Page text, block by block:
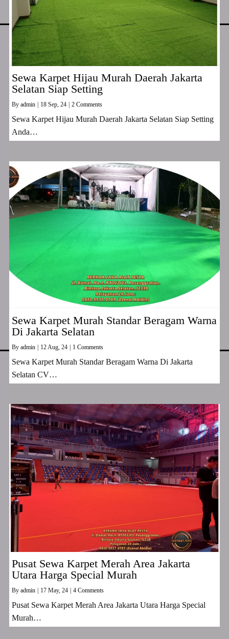
Sewa Karpet Hijau Murah Daerah Jakarta
Selatan Siap Setting
By admin | 18 Sep, 24 | 2 Comments
Sewa Karpet Hijau Murah Daerah Jakarta Selatan Siap Setting
Anda…
Sewa Karpet Murah Standar Beragam Warna
Di Jakarta Selatan
By admin 12Aug, 24 1 Comments
Sewa Karpet Murah Standar Beragam Warna Di Jakarta
Selatan CV…
Pusat Sewa Karpet Merah Area Jakarta
Utara Harga Special Murah
By admin | 17 May, 24 | 4 Comments
Pusat Sewa Karpet Merah Area Jakarta Utara Harga Special
Murah…